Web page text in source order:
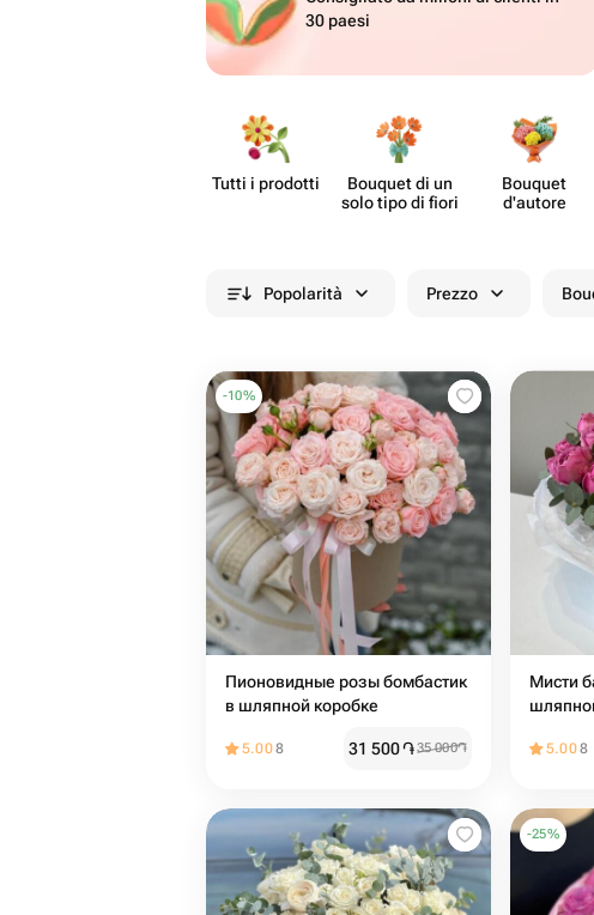
30 paesi
Tutti i prodotti
Bouquet di un
solo tipo di fiori
Bouquet
d'autore
Popolarità Prezzo
-10%
Пионовидные розы бомбастик
в шляпной коробке
5.008 31 500֏35 000֏
Мисти
5.008
-25%